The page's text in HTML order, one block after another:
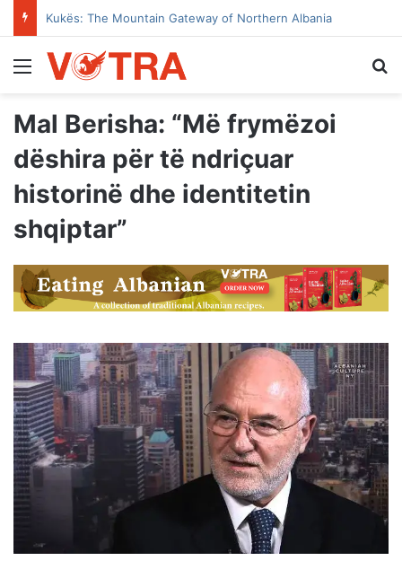
The Tale of Dibra’s House with the Open Door
Menu
Mal Berisha: “Më frymëzoi
dëshira për të ndriçuar
historinë dhe identitetin
shqiptar”